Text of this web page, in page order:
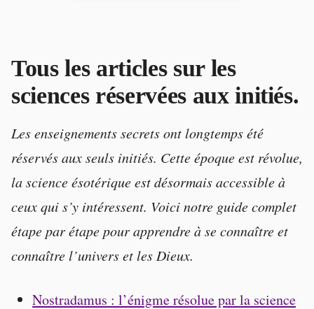
Tous les articles sur les
sciences réservées aux initiés.
Les enseignements secrets ont longtemps été
réservés aux seuls initiés. Cette époque est révolue,
la science ésotérique est désormais accessible à
ceux qui s’y intéressent. Voici notre guide complet
étape par étape pour apprendre à se connaître et
connaître l’univers et les Dieux.
Nostradamus : l’énigme résolue par la science